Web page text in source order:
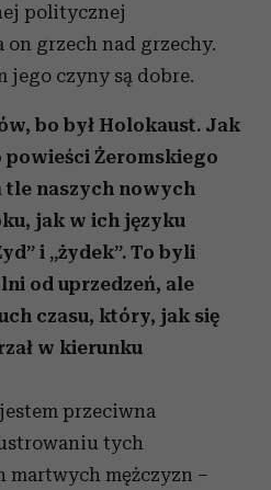
politycznej
on grzech nad grzechy.
jego czyny są dobre.
bo był Holokaust. Jak
Żeromskiego
tle naszych nowych
jak w ich języku
i „żydek”. To byli
od uprzedzeń, ale
czasu, który, jak się
w kierunku
przeciwna
tych
martwych mężczyzn –